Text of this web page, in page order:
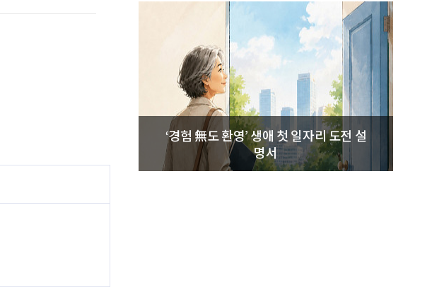
‘경험 無도 환영’ 생애 첫 일자리 도전 설
명서